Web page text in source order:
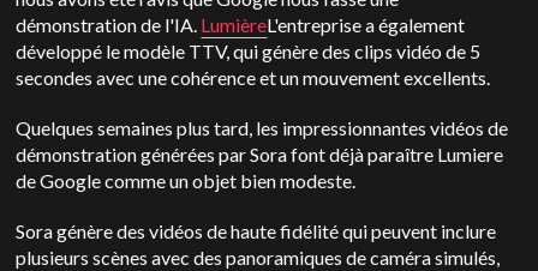
démonstration de l'IA. LumièreL'entreprise a également
développé le modèle TTV, qui génère des clips vidéo de 5
secondes avec une cohérence et un mouvement excellents.
Quelques semaines plus tard, les impressionnantes vidéos de
démonstration générées par Sora font déjà paraître Lumiere
de Google comme un objet bien modeste.
Sora génère des vidéos de haute fidélité qui peuvent inclure
plusieurs scènes avec des panoramiques de caméra simulés,